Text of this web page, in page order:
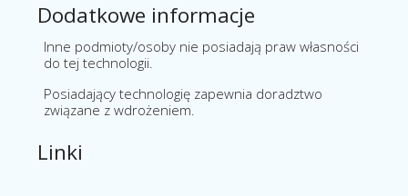
Dodatkowe informacje
Inne podmioty/osoby nie posiadają praw własności
do tej technologii.
Posiadający technologię zapewnia doradztwo
związane z wdrożeniem.
Linki